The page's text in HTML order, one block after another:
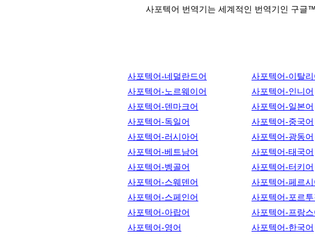
사포텍어 번역기는 세계적인 번역기인 구글
사포텍어-네덜란드어
사포텍어-노르웨이어
사포텍어-덴마크어
사포텍어-독일어
사포텍어-러시아어
사포텍어-베트남어
사포텍어-벵골어
사포텍어-스웨덴어
사포텍어-스페인어
사포텍어-아랍어
사포텍어-영어
사포텍어-이탈리
사포텍어-인니어
사포텍어-일본어
사포텍어-중국어
사포텍어-광동어
사포텍어-태국어
사포텍어-터키어
사포텍어-페르시
사포텍어-포르투
사포텍어-프랑스
사포텍어-한국어